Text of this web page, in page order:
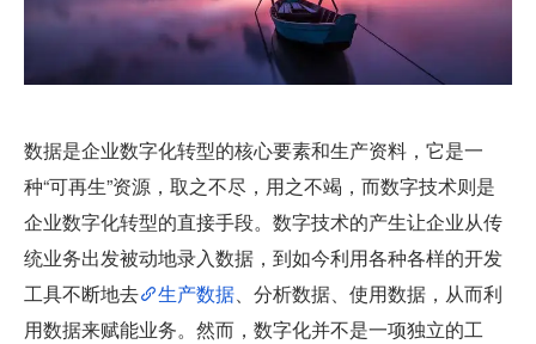
数据是企业数字化转型的核心要素和生产资料，它是一
种“可再生”资源，取之不尽，用之不竭，而数字技术则是
企业数字化转型的直接手段。数字技术的产生让企业从传
统业务出发被动地录入数据，到如今利用各种各样的开发
工具不断地去
生产数据、分析数据、使用数据，从而利
用数据来赋能业务。然而，数字化并不是一项独立的工